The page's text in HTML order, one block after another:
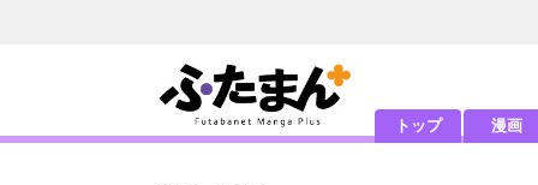
トップ 漫画